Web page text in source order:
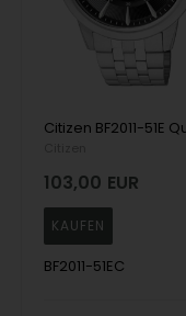
103,00 EUR
BF2011-51EC